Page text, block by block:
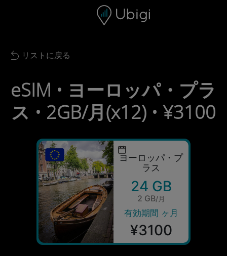
ナビゲーションバー フッター
Back to list
リストに戻る
eSIM • ヨーロッパ・プラ
ス • 2GB/月(x12) • ¥3100
ヨーロッパ・プ
ラス
24 GB
2 GB/月
有効期間 ヶ月
¥3100